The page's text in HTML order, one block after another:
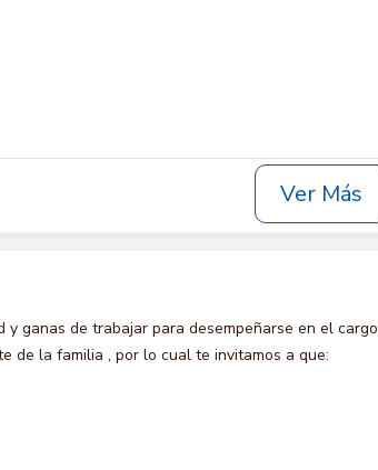
Ver Más
ganas de trabajar para desempeñarse en el cargo
de la familia , por lo cual te invitamos a que: